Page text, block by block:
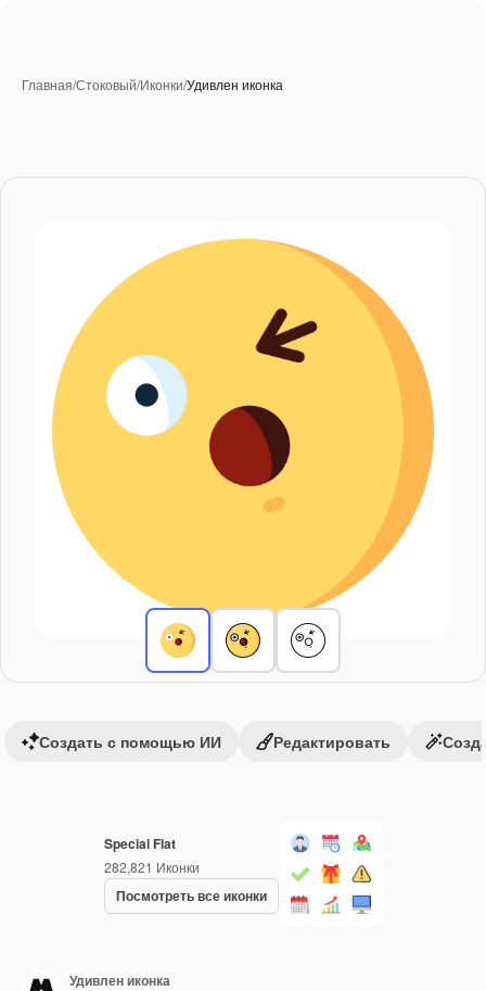
Главная/Стоковый/Иконки/Удивлен иконка
Special Flat
282,821 Иконки
Посмотреть все иконки
Создать с помощью ИИ Редактировать
Удивлен иконка